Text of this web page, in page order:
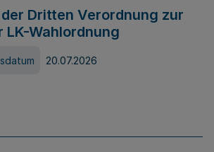
Dritten Verordnung zur
LK-Wahlordnung
20.07.2026